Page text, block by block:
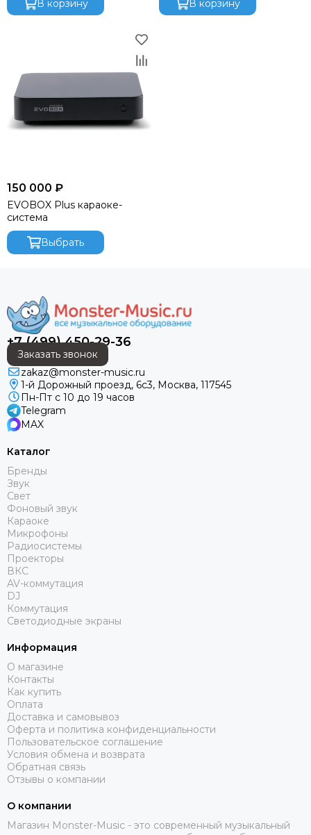
В корзину
В корзину
150 000 ₽
EVOBOX Plus караоке-
система
Выбрать
+7 (499) 450-29-36
Заказать звонок
zakaz@monster-music.ru
1-й Дорожный проезд, 6с3, Москва, 117545
Пн-Пт с 10 до 19 часов
Telegram
MAX
Каталог
Бренды
Звук
Свет
Фоновый звук
Караоке
Микрофоны
Радиосистемы
Проекторы
ВКС
AV-коммутация
DJ
Коммутация
Светодиодные экраны
Информация
О магазине
Контакты
Как купить
Оплата
Доставка и самовывоз
Оферта и политика конфиденциальности
Пользовательское соглашение
Условия обмена и возврата
Обратная связь
Отзывы о компании
О компании
Магазин Monster-Music - это современный музыкальный